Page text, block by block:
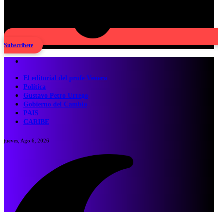
Subscribete
El editorial del profe Venera
Política
Gustavo Petro Urrego
Gobierno del Cambio
PAIS
CARIBE
jueves, Ago 6, 2026